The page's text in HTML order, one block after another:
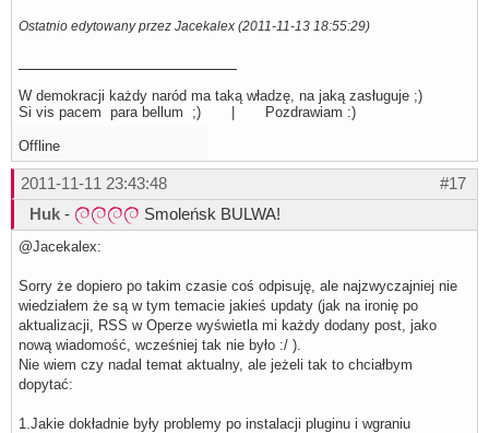
Ostatnio edytowany przez Jacekalex (2011-11-13 18:55:29)
W demokracji każdy naród ma taką władzę, na jaką zasługuje ;)
Si vis pacem para bellum ;) | Pozdrawiam :)
Offline
#17
2011-11-11 23:43:48
Huk - Smoleńsk BULWA!
@Jacekalex:
Sorry że dopiero po takim czasie coś odpisuję, ale najzwyczajniej nie
wiedziałem że są w tym temacie jakieś updaty (jak na ironię po
aktualizacji, RSS w Operze wyświetla mi każdy dodany post, jako
nową wiadomość, wcześniej tak nie było :/ ).
Nie wiem czy nadal temat aktualny, ale jeżeli tak to chciałbym
dopytać:
1.Jakie dokładnie były problemy po instalacji pluginu i wgraniu